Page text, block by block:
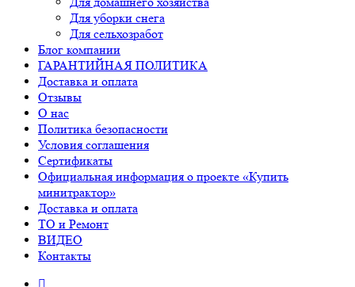
Для уборки снега
Для сельхозработ
Блог компании
ГАРАНТИЙНАЯ ПОЛИТИКА
Доставка и оплата
Отзывы
О нас
Политика безопасности
Условия соглашения
Сертификаты
Официальная информация о проекте «Купить
минитрактор»
Доставка и оплата
ТО и Ремонт
ВИДЕО
Контакты